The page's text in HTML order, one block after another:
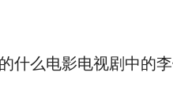
电影电视剧中的李